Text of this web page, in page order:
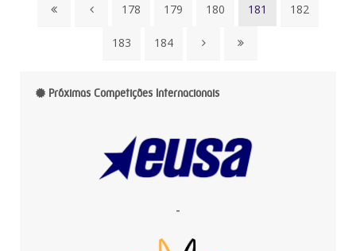
178 179 180 181 182
183 184
Próximas Competições Internacionais
-